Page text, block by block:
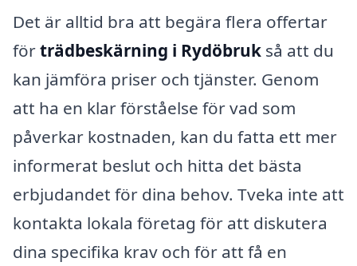
Det är alltid bra att begära flera offertar
förträdbeskärning i Rydöbruk så att du
kan jämföra priser och tjänster. Genom
att ha en klar förståelse för vad som
påverkar kostnaden, kan du fatta ett mer
informerat beslut och hitta det bästa
erbjudandet för dina behov. Tveka inte att
kontakta lokala företag för att diskutera
dina specifika krav och för att få en